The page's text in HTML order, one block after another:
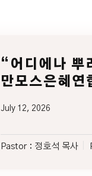
“어디에나
만모스은혜연
July 12, 2026
Pastor : 정호석 목사